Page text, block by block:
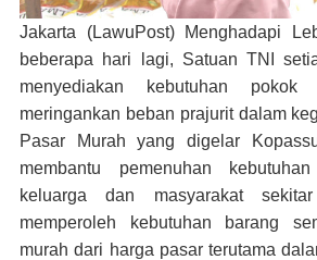
Jakarta (LawuPost)
Menghadapi
beberapa hari lagi, Satuan TNI
menyediakan kebutuhan pokok
meringankan beban prajurit dalam
Pasar Murah yang digelar
membantu pemenuhan
keluarga dan masyarakat
memperoleh kebutuhan barang
murah dari harga pasar terutama